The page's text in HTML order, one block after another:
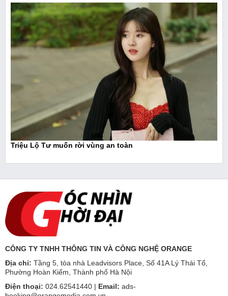
Triệu Lộ Tư muốn rời vùng an toàn
CÔNG TY TNHH THÔNG TIN VÀ CÔNG NGHỆ ORANGE
Địa chỉ: Tầng 5, tòa nhà Leadvisors Place, Số 41A Lý Thái Tổ,
Phường Hoàn Kiếm, Thành phố Hà Nội
Điện thoại: 024.62541440 | Email: ads-